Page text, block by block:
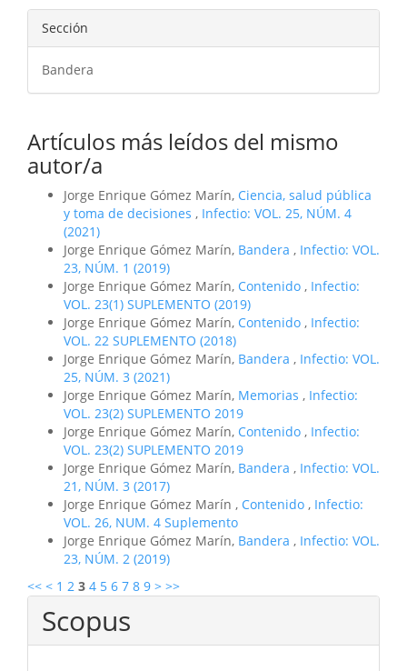
Sección
Bandera
Artículos más leídos del mismo
autor/a
Jorge Enrique Gómez Marín, Ciencia, salud pública
y toma de decisiones , Infectio: VOL. 25, NÚM. 4
(2021)
Jorge Enrique Gómez Marín, Bandera , Infectio: VOL.
23, NÚM. 1 (2019)
Jorge Enrique Gómez Marín, Contenido , Infectio:
VOL. 23(1) SUPLEMENTO (2019)
Jorge Enrique Gómez Marín, Contenido , Infectio:
VOL. 22 SUPLEMENTO (2018)
Jorge Enrique Gómez Marín, Bandera , Infectio: VOL.
25, NÚM. 3 (2021)
Jorge Enrique Gómez Marín, Memorias , Infectio:
VOL. 23(2) SUPLEMENTO 2019
Jorge Enrique Gómez Marín, Contenido , Infectio:
VOL. 23(2) SUPLEMENTO 2019
Jorge Enrique Gómez Marín, Bandera , Infectio: VOL.
21, NÚM. 3 (2017)
Jorge Enrique Gómez Marín , Contenido , Infectio:
VOL. 26, NUM. 4 Suplemento
Jorge Enrique Gómez Marín, Bandera , Infectio: VOL.
23, NÚM. 2 (2019)
<< < 1 2 3 4 5 6 7 8 9 > >>
Scopus